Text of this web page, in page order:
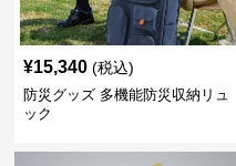
¥15,340 (税込)
防災グッズ 多機能防災収納リュ
ック